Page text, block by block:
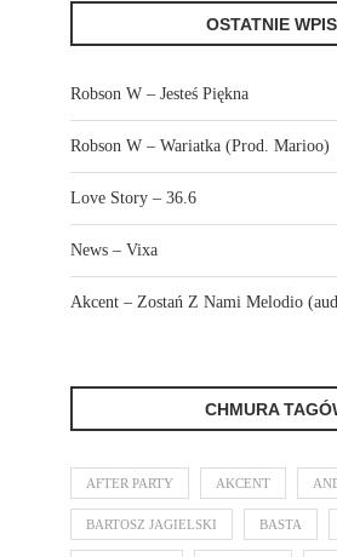
OSTATNIE
Robson W – Jesteś Piękna
Robson W – Wariatka (Prod. Marioo)
Love Story – 36.6
News – Vixa
Akcent – Zostań Z Nami Melodio
CHMURA
AFTER PARTY AKCENT
BARTOSZ JAGIELSKI BASTA